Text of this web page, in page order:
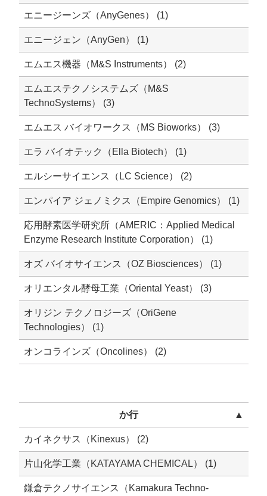
エニージーンズ（AnyGenes） (1)
エニージェン（AnyGen） (1)
エムエス機器（M&S Instruments） (2)
エムエステクノシステムズ（M&S
TechnoSystems） (3)
エムエス バイオワークス（MS Bioworks） (3)
エラ バイオテック（Ella Biotech） (1)
エルシーサイエンス（LC Science） (2)
エンパイア ジェノミクス（Empire Genomics） (1)
応用酵素医学研究所（AMERIC：Applied Medical
Enzyme Research Institute Corporation） (1)
オズ バイオサイエンス（OZ Biosciences） (1)
オリエンタル酵母工業（Oriental Yeast） (3)
オリジン テクノロジーズ（OriGene
Technologies） (1)
オンコラインズ（Oncolines） (2)
か行 ▲
カイネクサス（Kinexus） (2)
片山化学工業（KATAYAMA CHEMICAL） (1)
鎌倉テクノサイエンス（Kamakura Techno-